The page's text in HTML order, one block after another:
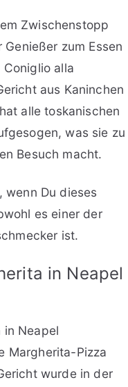
Zwischenstopp
zum Essen
Coniglio alla
aus Kaninchen
alle toskanischen
was sie zu
Besuch macht.
wenn Du dieses
es einer der
ist.
in Neapel
in Neapel
Margherita-Pizza
wurde in der